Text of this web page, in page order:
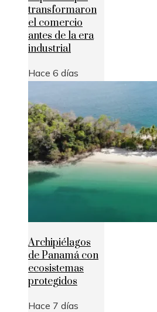
transformaron
el comercio
antes de la era
industrial
Hace 6 días
Archipiélagos
de Panamá con
ecosistemas
protegidos
Hace 7 días